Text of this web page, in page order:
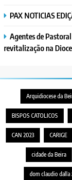
PAX NOTICIAS
Agentes de
revitalização na
Arquidiocese da
BISPOS CATOLICOS
CAN 2023 CARIGE
cidade da Beira
dom claudio dalla